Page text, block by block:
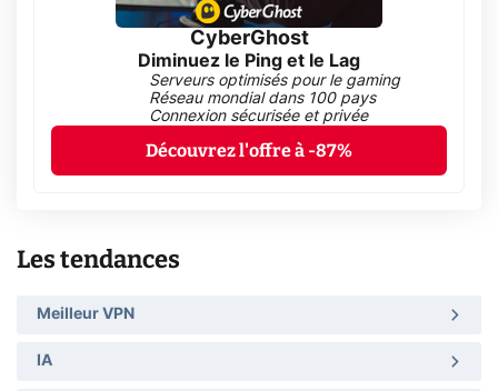
CyberGhost
Diminuez le Ping et le Lag
Serveurs optimisés pour le gaming
Réseau mondial dans 100 pays
Connexion sécurisée et privée
Découvrez l'offre à -87%
Les tendances
Meilleur VPN
IA